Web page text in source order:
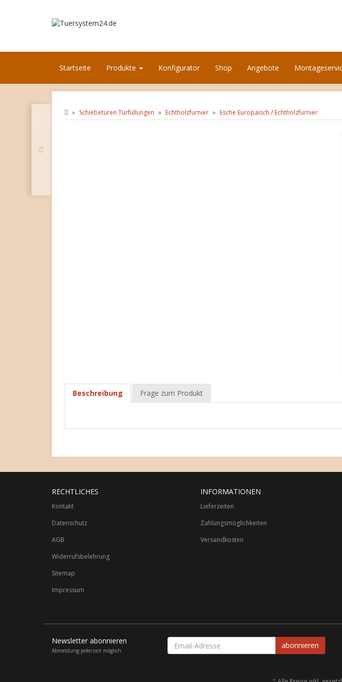
Startseite Produkte Konfigurator Shop Angebote
Schiebetüren Türfüllungen Echtholzfurnier Esche Europäisch / Echtholzfurnier
Beschreibung Frage zum Produkt
RECHTLICHES
Kontakt
Datenschutz
AGB
Widerrufsbelehrung
Sitemap
Impressum
INFORMATIONEN
Lieferzeiten
Zahlungsmöglichkeiten
Versandkosten
Newsletter abonnieren
Abmeldung jederzeit möglich
Email-
Adresse
abonnieren